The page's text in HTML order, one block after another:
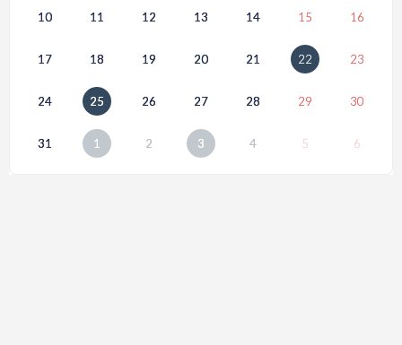
10 11 12 13 14 15 16
17 18 19 20 21 22 23
24 25 26 27 28 29 30
31 1 2 3 4 5 6